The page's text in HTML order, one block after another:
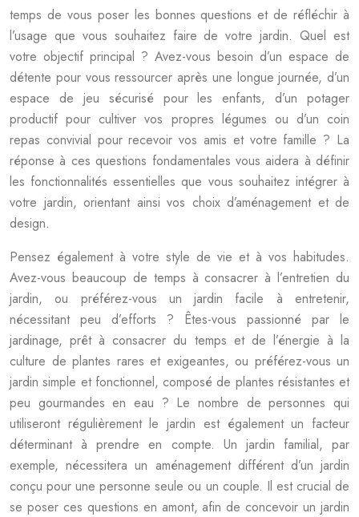
temps de vous poser les bonnes questions et de réfléchir à
l’usage que vous souhaitez faire de votre jardin. Quel est
votre objectif principal ? Avez-vous besoin d’un espace de
détente pour vous ressourcer après une longue journée, d’un
espace de jeu sécurisé pour les enfants, d’un potager
productif pour cultiver vos propres légumes ou d’un coin
repas convivial pour recevoir vos amis et votre famille ? La
réponse à ces questions fondamentales vous aidera à définir
les fonctionnalités essentielles que vous souhaitez intégrer à
votre jardin, orientant ainsi vos choix d’aménagement et de
design.
Pensez également à votre style de vie et à vos habitudes.
Avez-vous beaucoup de temps à consacrer à l’entretien du
jardin, ou préférez-vous un jardin facile à entretenir,
nécessitant peu d’efforts ? Êtes-vous passionné par le
jardinage, prêt à consacrer du temps et de l’énergie à la
culture de plantes rares et exigeantes, ou préférez-vous un
jardin simple et fonctionnel, composé de plantes résistantes et
peu gourmandes en eau ? Le nombre de personnes qui
utiliseront régulièrement le jardin est également un facteur
déterminant à prendre en compte. Un jardin familial, par
exemple, nécessitera un aménagement différent d’un jardin
conçu pour une personne seule ou un couple. Il est crucial de
se poser ces questions en amont, afin de concevoir un jardin